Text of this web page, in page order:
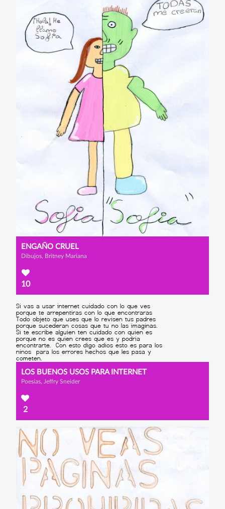
ENGAÑO CRUEL
Dibujos, Britney Mariana
10
LOS BUENOS USOS PARA INTERNET
Poesías, Jeffry Sneider
2